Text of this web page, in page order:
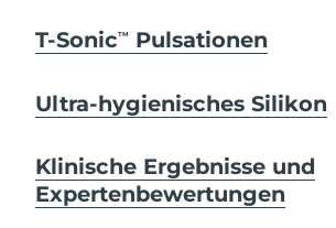
T-SonicTM Pulsationen
Ultra-hygienisches Silikon
Klinische Ergebnisse und
Expertenbewertungen